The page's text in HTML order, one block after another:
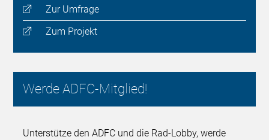
Zur Umfrage
Zum Projekt
Werde ADFC-Mitglied!
Unterstütze den ADFC und die Rad-Lobby, werde